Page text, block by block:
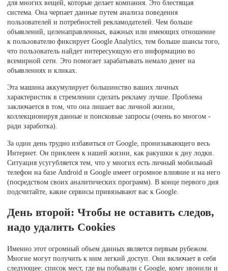
для многих вещей, которые делает компания. Это блестящая
система. Она черпает данные путем анализа поведения
пользователей и потребностей рекламодателей. Чем больше
объявлений, целенаправленных, важных или имеющих отношение
к пользователю фиксирует Google Analytics, тем больше шансы того,
что пользователь найдет интересующую его информацию во
всемирной сети. Это помогает зарабатывать немало денег на
объявлениях и кликах.
Эта машина аккумулирует большинство ваших личных
характеристик в стремлении сделать рекламу лучше. Проблема
заключается в том, что она лишает вас личной жизни,
коллекционируя данные и поисковые запросы (очень во многом -
ради заработка).
За один день трудно избавиться от Google, пронизывающего весь
Интернет. Он приклеен к нашей жизни, как ракушки к дну лодки.
Ситуация усугубляется тем, что у многих есть личный мобильный
телефон на базе Android и Google имеет огромное влияние и на него
(посредством своих аналитических программ). В конце первого дня
подсчитайте, какие сервисы привязывают вас к Google.
День второй: Чтобы не оставить следов,
надо удалить Cookies
Именно этот огромный объем данных является первым рубежом.
Многие могут получить к ним легкий доступ. Они включает в себя
следующее: список мест, где вы побывали с Google, кому звонили и